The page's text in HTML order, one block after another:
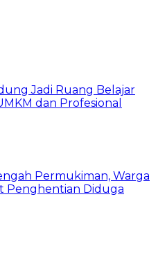
Jadi Ruang Belajar
dan Profesional
Permukiman, Warga
Penghentian Diduga